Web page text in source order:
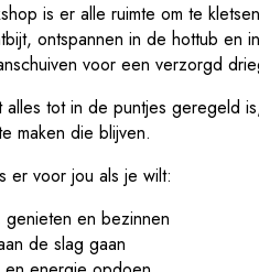
is er alle ruimte om te
ontspannen in de hottub en
voor een verzorgd
tot in de puntjes geregeld
maken die blijven.
er voor jou als je wilt:
en bezinnen
de slag gaan